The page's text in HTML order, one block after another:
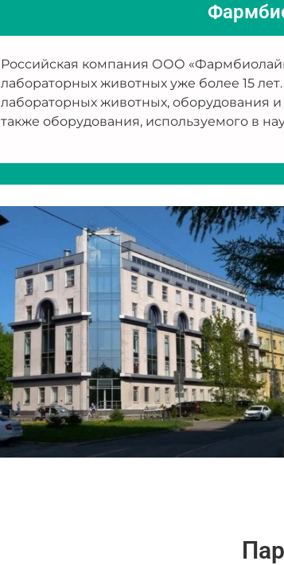
Российская компания ООО
лабораторных животных уже более 15
лабораторных животных, оборудования
также оборудования, используемого в